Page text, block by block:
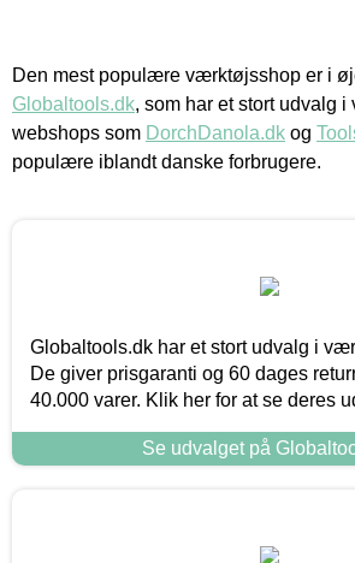
Den mest populære værktøjsshop er i
Globaltools.dk, som har et stort udvalg
webshops som DorchDanola.dk og
populære iblandt danske forbrugere.
Globaltools.dk har et stort udvalg i
De giver prisgaranti og 60 dages
40.000 varer. Klik her for at se deres
Se udvalget på